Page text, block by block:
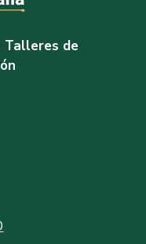
Talleres de